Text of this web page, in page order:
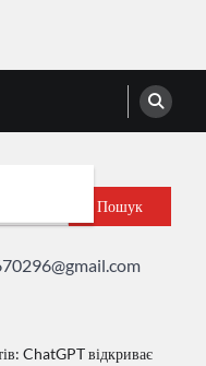
Пошук
ChatGPT відкриває